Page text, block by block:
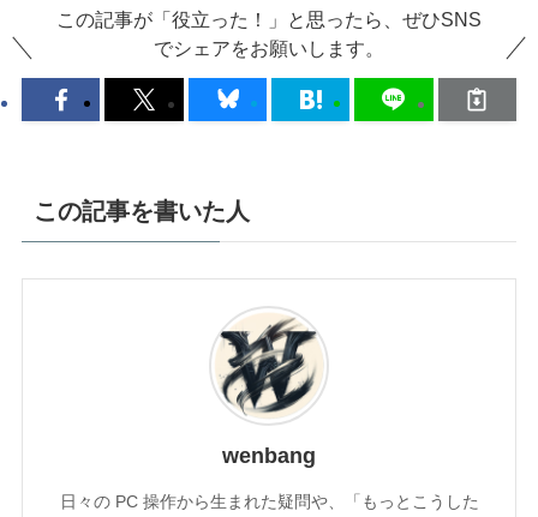
この記事が「役立った！」と思ったら、ぜひSNS
でシェアをお願いします。
この記事を書いた人
wenbang
日々の PC 操作から生まれた疑問や、「もっとこうした